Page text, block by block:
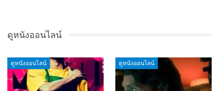
ดูหนังออนไลน์
ดูหนังออนไลน์ ดูหนังออนไลน์